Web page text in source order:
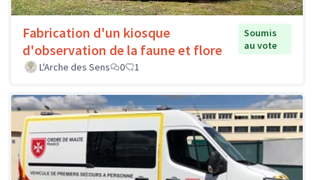
Fabrication d'un kiosque
d'observation de la faune et flore
Soumis
au vote
L'Arche des Sens
0 1